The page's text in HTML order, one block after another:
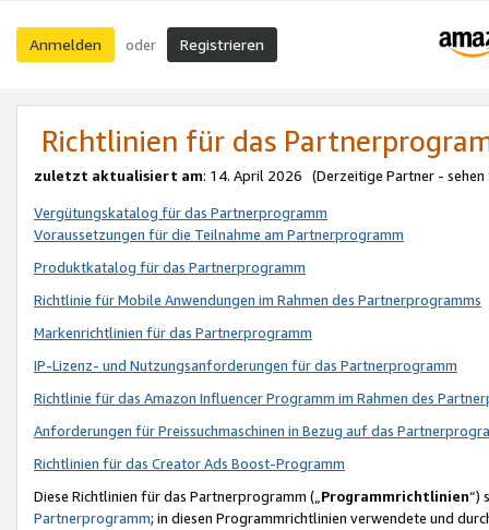
Anmelden oder Registrieren
Richtlinien für das
zuletzt aktualisiert am: 14. April 2026 (Derzeitige Partner - sehen
Vergütungskatalog für das Partnerprogramm
Voraussetzungen für die Teilnahme am Partnerprogramm
Produktkatalog für das Partnerprogramm
Richtlinie für Mobile Anwendungen im Rahmen des Partnerprogramms
Markenrichtlinien für das Partnerprogramm
IP-Lizenz- und Nutzungsanforderungen für das Partnerprogramm
Richtlinie für das Amazon Influencer Programm im Rahmen des
Anforderungen für Preissuchmaschinen in Bezug auf das
Richtlinien für das Creator Ads Boost-Programm
Diese Richtlinien für das Partnerprogramm („Programmrichtlinien“)
Partnerprogramm; in diesen Programmrichtlinien verwendete und